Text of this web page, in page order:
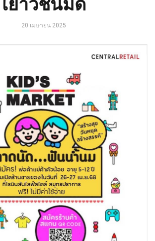
20 เมษายน 2025